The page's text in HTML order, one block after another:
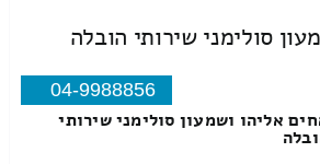
סולימני שירותי הובלה
04-9988856
אליהו ושמעון סולימני שירותי